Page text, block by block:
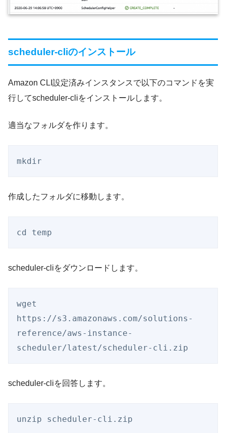
scheduler-cliのインストール
Amazon CLI設定済みインスタンスで以下のコマンドを実
行してscheduler-cliをインストールします。
適当なフォルダを作ります。
mkdir
作成したフォルダに移動します。
cd temp
scheduler-cliをダウンロードします。
wget
https://s3.amazonaws.com/solutions-
reference/aws-instance-
scheduler/latest/scheduler-cli.zip
scheduler-cliを回答します。
unzip scheduler-cli.zip